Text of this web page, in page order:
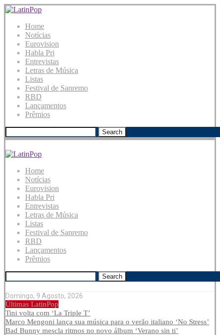
Home
Notícias
Eurovision
Habla Pri
Entrevistas
Letras de Música
Listas
Festival de Sanremo
RBD
Lançamentos
Prêmios
Search
Home
Notícias
Eurovision
Habla Pri
Entrevistas
Letras de Música
Listas
Festival de Sanremo
RBD
Lançamentos
Prêmios
Search
Domingo, 9 Agosto, 2026
Últimas LatinPop
Tini volta com ‘La Triple T’
Marco Mengoni lança sua música para o verão italiano ‘No Stress’
Bad Bunny mescla ritmos no novo álbum ‘Verano sin ti’